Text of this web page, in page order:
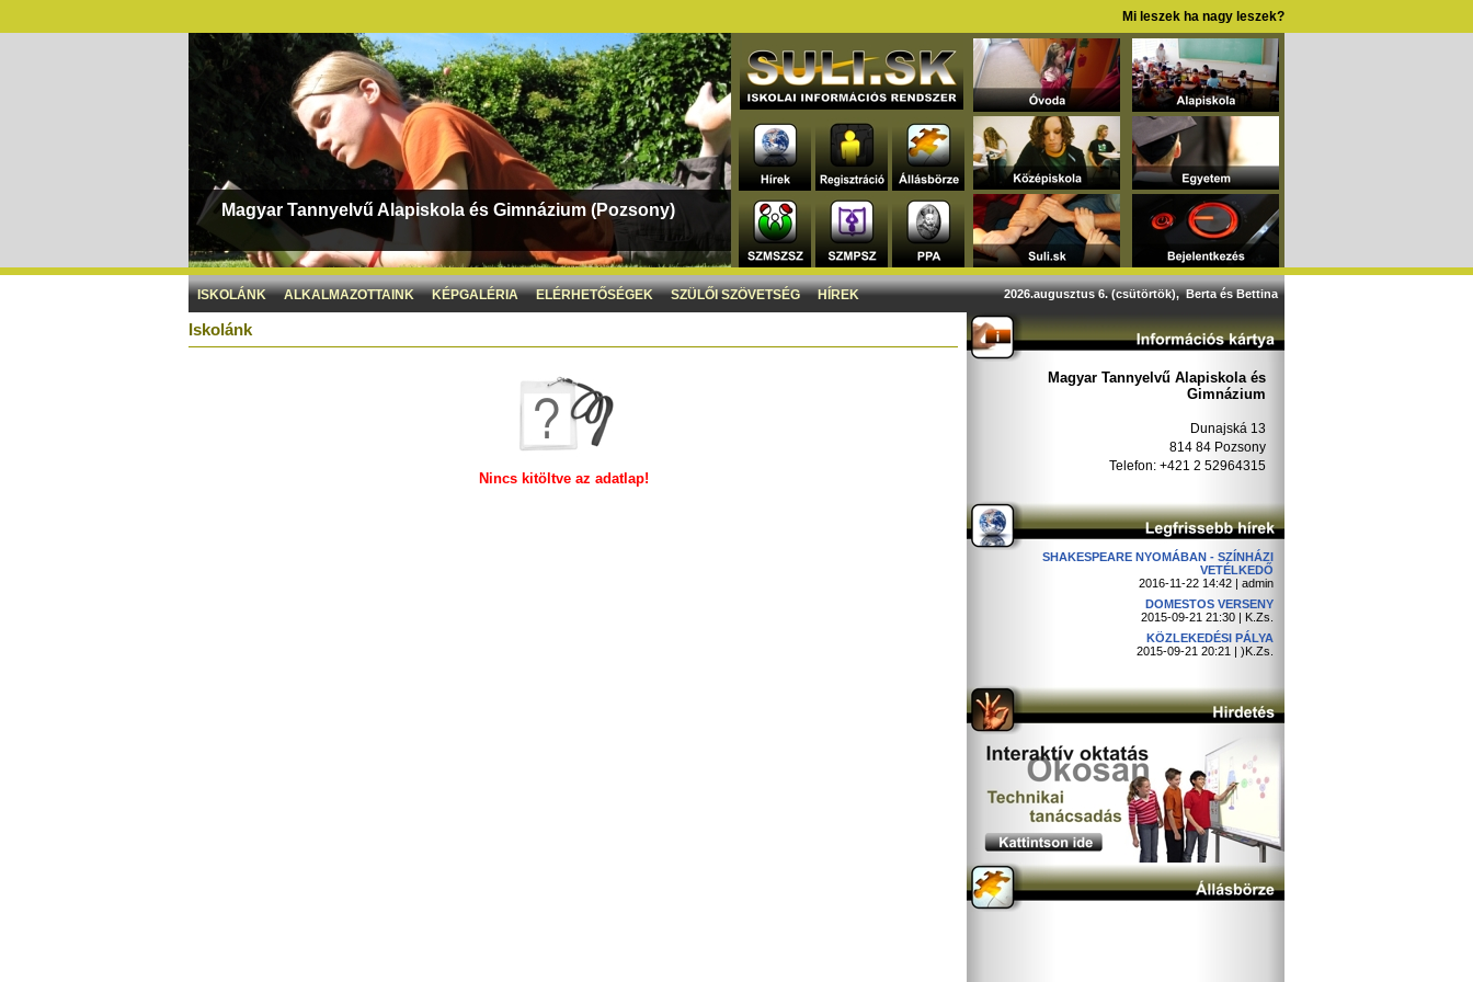
Mi leszek ha nagy leszek?
Magyar Tannyelvű Alapiskola és Gimnázium (Pozsony)
ISKOLÁNK ALKALMAZOTTAINK KÉPGALÉRIA ELÉRHETŐSÉGEK SZÜLŐI SZÖVETSÉG HÍREK 2026.augusztus 6. (csütörtök), Berta és Bettina
Iskolánk
Nincs kitöltve az adatlap!
Magyar Tannyelvű Alapiskola és
Gimnázium
Dunajská 13
814 84 Pozsony
Telefon: +421 2 52964315
SHAKESPEARE NYOMÁBAN - SZÍNHÁZI
VETÉLKEDŐ
2016-11-22 14:42 | admin
DOMESTOS VERSENY
2015-09-21 21:30 | K.Zs.
KÖZLEKEDÉSI PÁLYA
2015-09-21 20:21 | )K.Zs.